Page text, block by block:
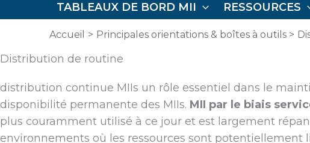
TABLEAUX DE BORD MII
RESSOURCES
Accueil Principales orientations & boîtes à outils
Distribution de routine
distribution continue MIIs un rôle essentiel dans le
disponibilité permanente des MIIs. MII par le biais
plus couramment utilisé à ce jour et est largement
environnements où les ressources sont